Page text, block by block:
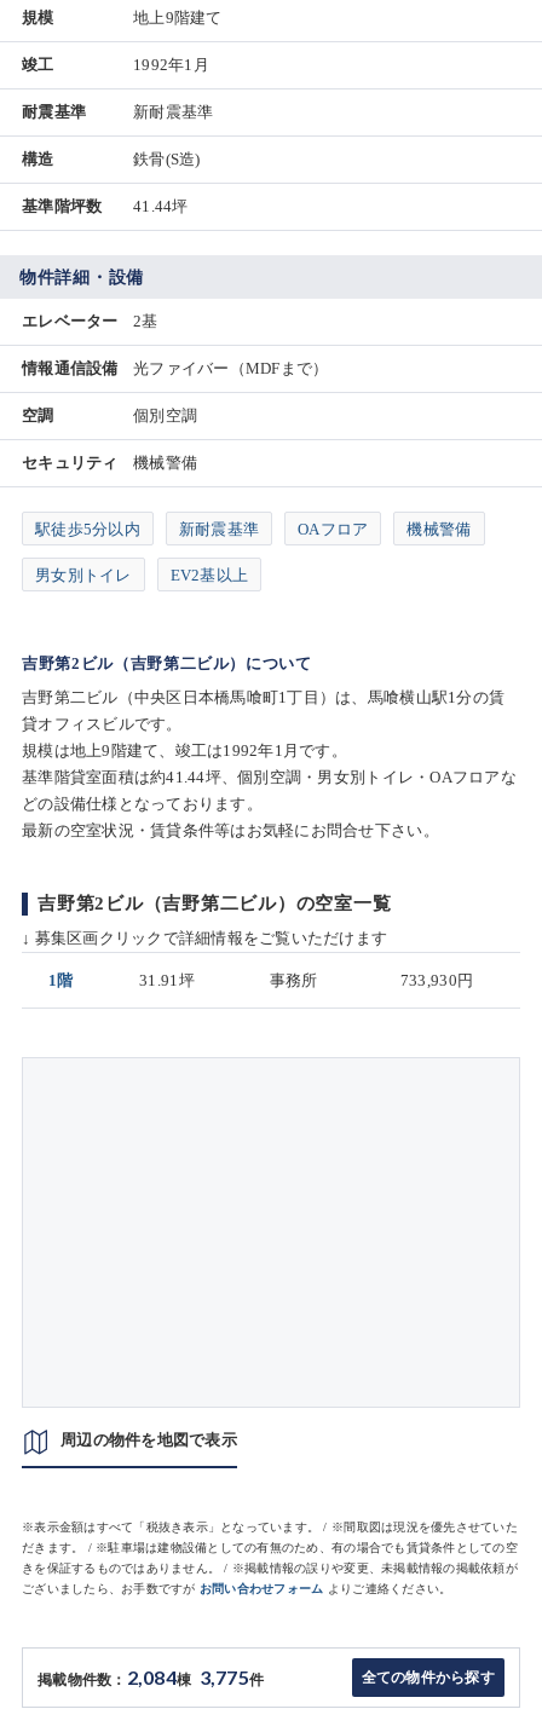
規模 地上9階建て
竣工 1992年1月
耐震基準 新耐震基準
構造 鉄骨(S造)
基準階坪数 41.44坪
物件詳細・設備
エレベーター 2基
情報通信設備 光ファイバー（MDFまで）
空調 個別空調
セキュリティ 機械警備
駅徒歩5分以内 新耐震基準 OAフロア 機械警備
男女別トイレ EV2基以上
吉野第2ビル（吉野第二ビル）について
吉野第二ビル（中央区日本橋馬喰町1丁目）は、馬喰横山駅1分の賃
貸オフィスビルです。
規模は地上9階建て、竣工は1992年1月です。
基準階貸室面積は約41.44坪、個別空調・男女別トイレ・OAフロアな
どの設備仕様となっております。
最新の空室状況・賃貸条件等はお気軽にお問合せ下さい。
吉野第2ビル（吉野第二ビル）の空室一覧
↓ 募集区画クリックで詳細情報をご覧いただけます
1階 31.91坪 事務所 733,930円
周辺の物件を地図で表示
※表示金額はすべて「税抜き表示」となっています。 / ※間取図は現況を優先させていた
だきます。 / ※駐車場は建物設備としての有無のため、有の場合でも賃貸条件としての空
きを保証するものではありません。 / ※掲載情報の誤りや変更、未掲載情報の掲載依頼が
ございましたら、お手数ですが お問い合わせフォーム よりご連絡ください。
掲載物件数： 2,084棟 3,775件 全ての物件から探す